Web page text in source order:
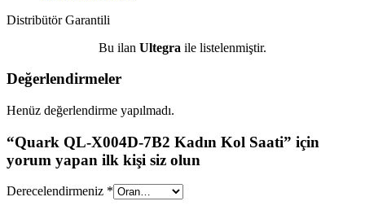
Distribütör Garantili
Bu ilan Ultegra ile listelenmiştir.
Değerlendirmeler
Henüz değerlendirme yapılmadı.
“Quark QL-X004D-7B2 Kadın Kol Saati” için
yorum yapan ilk kişi siz olun
Derecelendirmeniz *